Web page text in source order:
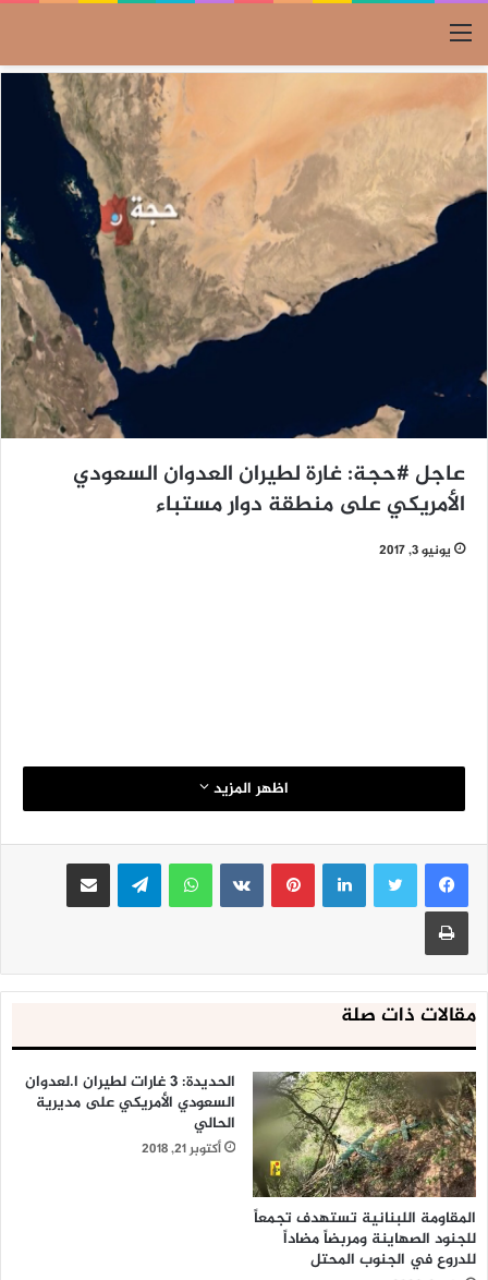
القائمة
عاجل #حجة: غارة لطيران العدوان السعودي
الأمريكي على منطقة دوار مستباء
يونيو 3, 2017
اظهر المزيد
لينكدإنبينتيريست واتساب تيلقرام مشاركة عبر البريد
طباعة
مقالات ذات صلة
المقاومة اللبنانية تستهدف تجمعاً
للجنود الصهاينة ومربضاً مضاداً
للدروع في الجنوب المحتل
الحديدة: 3 غارات لطيران ا.لعدوان
السعودي الأمريكي على مديرية
الحالي
أكتوبر 21, 2018